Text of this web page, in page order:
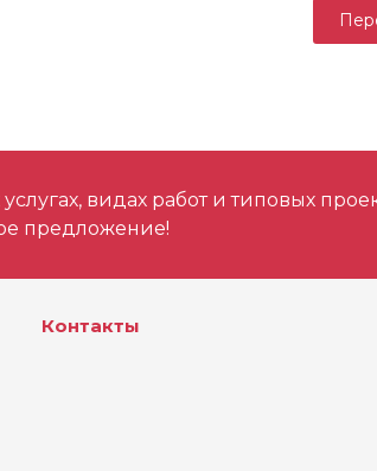
видах работ и типовых
предложение!
Контакты